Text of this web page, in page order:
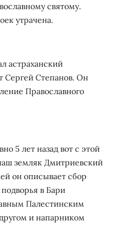
святому.
утрачена.
астраханский
Сергей Степанов. Он
Православного
5 лет назад вот с этой
земляк Дмитриевский
он описывает сбор
в Бари
Палестинским
и напарником